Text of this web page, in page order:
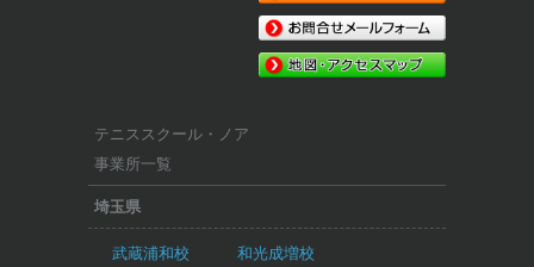
テニススクール・ノア
事業所一覧
埼玉県
武蔵浦和校 和光成増校